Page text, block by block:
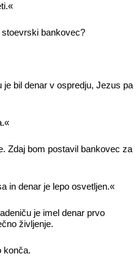
bankovec?
bil denar v ospredju, Jezus pa
Zdaj bom postavil bankovec za
in denar je lepo osvetljen.«
je imel denar prvo
življenje.
konča.